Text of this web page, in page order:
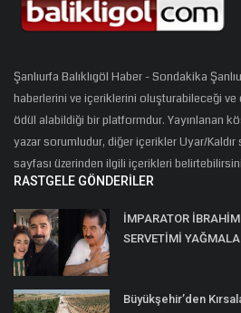
Şanlıurfa Balıklıgöl Haber - Sondakika
haberlerini ve içeriklerini oluşturabileceği
ödül alabildiği bir platformdur. Yayınlanan
yazar sorumludur, diğer içerikler Uyar/
sayfası üzerinden ilgili içerikleri
RASTGELE GÖNDERILER
İMPARATOR
SERVETİMİ
Büyükşehir’den